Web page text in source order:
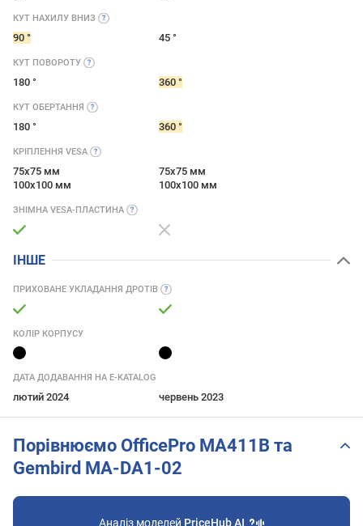
КУТ НАХИЛУ ВНИЗ
90 ° 45 °
КУТ ПОВОРОТУ
180 ° 360 °
КУТ ОБЕРТАННЯ
180 ° 360 °
КРІПЛЕННЯ VESA
75x75 мм
100x100 мм
75x75 мм
100x100 мм
ЗНІМНА VESA-ПЛАСТИНА
ІНШЕ
ПРИХОВАНЕ УКЛАДАННЯ ДРОТІВ
КОЛІР КОРПУСУ
ДАТА ДОДАВАННЯ НА E-KATALOG
лютий 2024 червень 2023
Порівнюємо OfficePro MA411B та
Gembird MA-DA1-02
Аналіз моделей PriceHub AI